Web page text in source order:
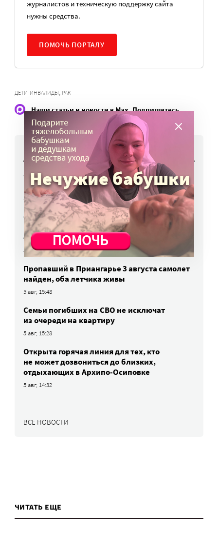
журналистов и техническую поддержку сайта
нужны средства.
ПОМОЧЬ ПОРТАЛУ
ДЕТИ-ИНВАЛИДЫ, РАК
Наши статьи и новости в Max. Подпишитесь
НОВОСТИ
Сборы в школу подорожали, но остались
в рамках инфляции
5 авг, 17:37
Спортсмен впервые переплыл Балтику
и собрал почти 17 млн рублей для
онкобольных
5 авг, 17:30
Пропавший в Приангарье 3 августа самолет
найден, оба летчика живы
5 авг, 15:48
Семьи погибших на СВО не исключат
из очереди на квартиру
5 авг, 15:28
Открыта горячая линия для тех, кто
не может дозвониться до близких,
отдыхающих в Архипо-Осиповке
5 авг, 14:32
ВСЕ НОВОСТИ
ЧИТАТЬ ЕЩЕ